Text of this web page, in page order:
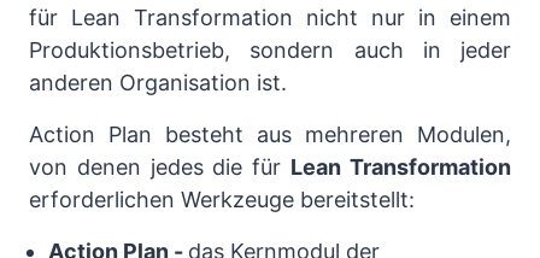
für Lean Transformation nicht nur in einem
Produktionsbetrieb, sondern auch in jeder
anderen Organisation ist.
Action Plan besteht aus mehreren Modulen,
von denen jedes die für Lean Transformation
erforderlichen Werkzeuge bereitstellt:
Action Plan - das Kernmodul der